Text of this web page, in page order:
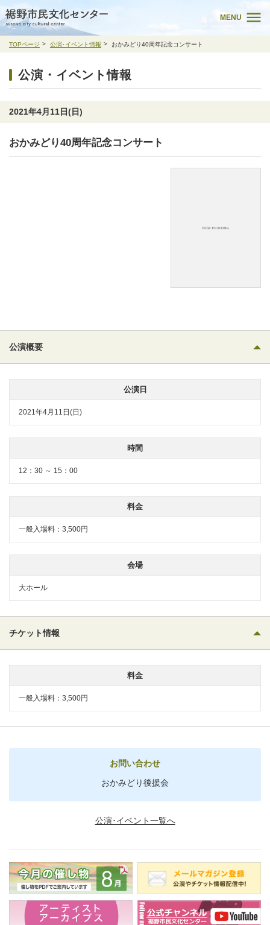
MENU
TOPページ 公演･イベント情報 おかみどり40周年記念コンサート
公演・イベント情報
2021年4月11日(日)
おかみどり40周年記念コンサート
公演概要
公演日
2021年4月11日(日)
時間
12：30 ～ 15：00
料金
一般入場料：3,500円
会場
大ホール
チケット情報
料金
一般入場料：3,500円
お問い合わせ
おかみどり後援会
公演･イベント一覧へ